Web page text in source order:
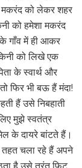
को लेकर शहर
को हमेशा मकरंद
गाँव में ही आकर
को लिखे एक
के स्वार्थ और
फिर भी बऊ हैं मंदा!
हैं उसे निबहाती
मुझे स्वतंत्र
के दायरे बांटते हैं।
तहत चला रहे हैं अपने